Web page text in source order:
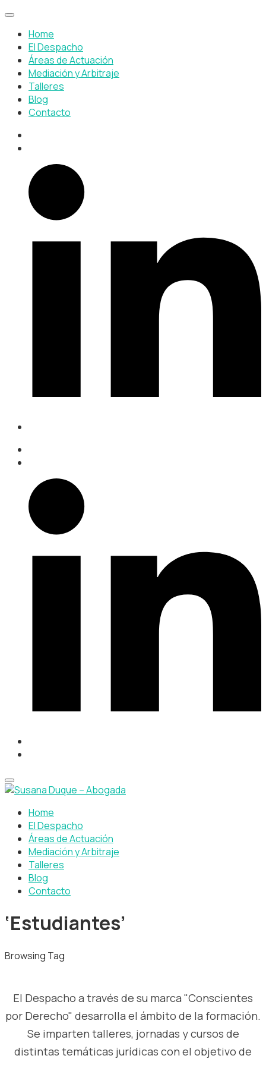
Home
El Despacho
Áreas de Actuación
Mediación y Arbitraje
Talleres
Blog
Contacto
Home
El Despacho
Áreas de Actuación
Mediación y Arbitraje
Talleres
Blog
Contacto
‘Estudiantes’
Browsing Tag